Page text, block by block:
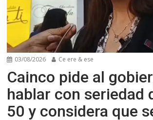
03/08/2026 Ce ere & ese
Cainco pide al
hablar con seriedad
50 y considera que